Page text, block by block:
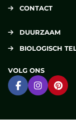
CONTACT
DUURZAAM
BIOLOGISCH
VOLG ONS
Ga naarGa naar
Ga